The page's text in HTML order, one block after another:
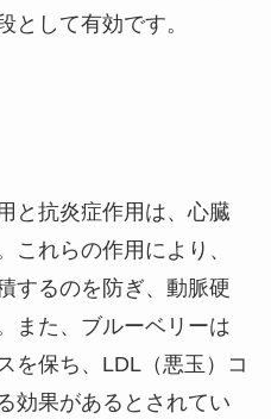
として有効です。
と抗炎症作用は、心臓
これらの作用により、
するのを防ぎ、動脈硬
また、ブルーベリーは
を保ち、LDL（悪玉）コ
効果があるとされてい